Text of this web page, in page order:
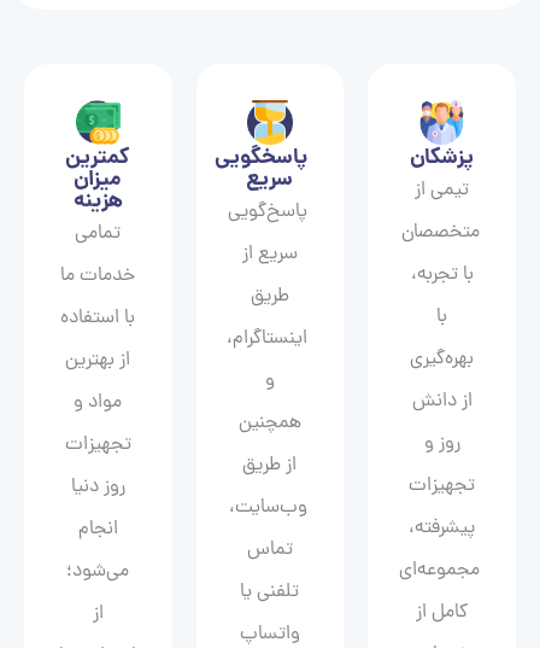
پزشکان
تیمی از
متخصصان
با تجربه،
با
بهره‌گیری
از دانش
روز و
تجهیزات
پیشرفته،
مجموعه‌ای
کامل از
پاسخگویی
سریع
پاسخ‌گویی
سریع از
طریق
اینستاگرام،
و
همچنین
از طریق
وب‌سایت،
تماس
تلفنی یا
واتساپ
کمترین
میزان
هزینه
تمامی
خدمات ما
با استفاده
از بهترین
مواد و
تجهیزات
روز دنیا
انجام
می‌شود؛
از